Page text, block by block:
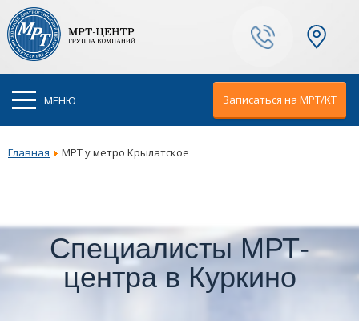
Ваш город:
Москва
Записаться на МРТ/KT
МЕНЮ
Главная МРТ у метро Крылатское
Специалисты МРТ-
центра в Куркино